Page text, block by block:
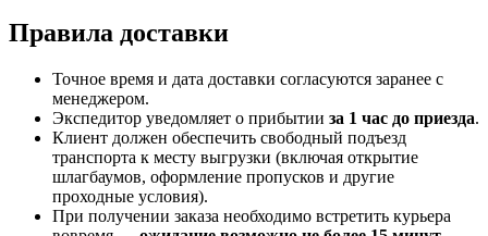
Правила доставки
Точное время и дата доставки согласуются заранее с
менеджером.
Экспедитор уведомляет о прибытии за 1 час до приезда.
Клиент должен обеспечить свободный подъезд
транспорта к месту выгрузки (включая открытие
шлагбаумов, оформление пропусков и другие
проходные условия).
При получении заказа необходимо встретить курьера